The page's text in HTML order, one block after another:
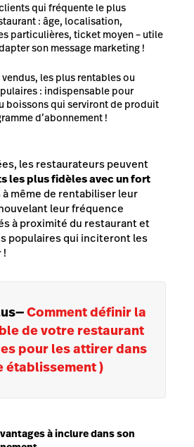
qui fréquente le plus
: âge, localisation,
particulières, ticket moyen – utile
son message marketing !
les plus rentables ou
: indispensable pour
boissons qui serviront de produit
d’abonnement !
les restaurateurs peuvent
les plus fidèles avec un fort
à même de rentabiliser leur
leur fréquence
à proximité du restaurant et
populaires qui inciteront les
!
—Comment définir la
de votre restaurant
pour les attirer dans
établissement )
à inclure dans son